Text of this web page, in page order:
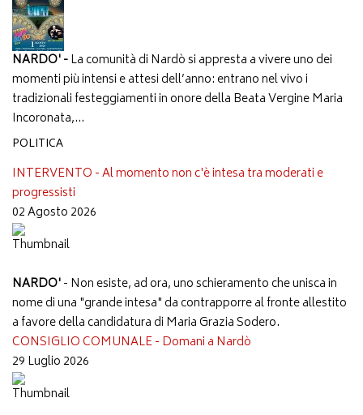
NARDO' -La comunità di Nardò si appresta a vivere uno dei
momenti più intensi e attesi dell’anno: entrano nel vivo i
tradizionali festeggiamenti in onore della Beata Vergine Maria
Incoronata,...
POLITICA
INTERVENTO - Al momento non c'è intesa tra moderati e
progressisti
02 Agosto 2026
NARDO'- Non esiste, ad ora, uno schieramento che unisca in
nome di una "grande intesa" da contrapporre al fronte allestito
a favore della candidatura di Maria Grazia Sodero.
CONSIGLIO COMUNALE - Domani a Nardò
29 Luglio 2026